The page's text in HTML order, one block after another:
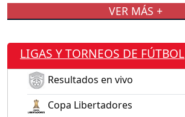
VER MÁS +
LIGAS Y TORNEOS DE FÚTBOL
Resultados en vivo
Copa Libertadores